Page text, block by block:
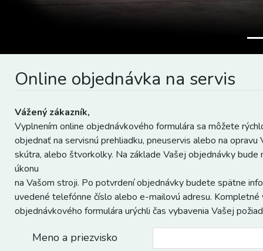
Online objednávka na servis
Vážený zákazník,
Vyplnením online objednávkového formulára sa môžete
objednať na servisnú prehliadku, pneuservis alebo na opravu
skútra, alebo štvorkolky. Na základe Vašej objednávky bude
úkonu
na Vašom stroji. Po potvrdení objednávky budete spätne
uvedené telefónne číslo alebo e-mailovú adresu. Kompletné
objednávkového formulára urýchli čas vybavenia Vašej
Meno a priezvisko